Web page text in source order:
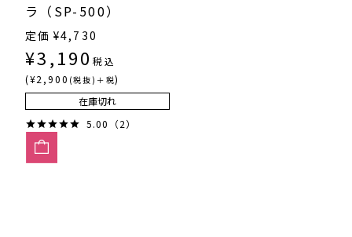
ラ（SP-500）
定価 ¥4,730
¥3,190 税込
(¥2,900 (税抜)＋税)
在庫切れ
5.00（2）